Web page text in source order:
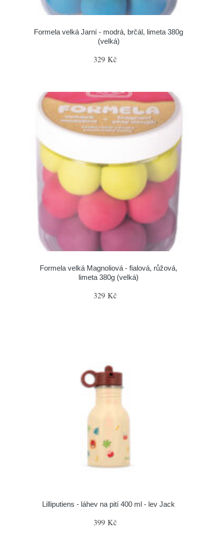
Formela velká Jarní - modrá, brčál, limeta 380g
(velká)
329 Kč
Formela velká Magnoliová - fialová, růžová,
limeta 380g (velká)
329 Kč
Lilliputiens - láhev na pití 400 ml - lev Jack
399 Kč